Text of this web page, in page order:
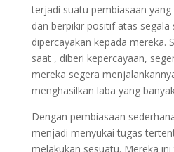
terjadi suatu pembiasaan
dan berpikir positif atas segala
dipercayakan kepada mereka.
saat , diberi kepercayaan,
mereka segera
menghasilkan laba yang
Dengan pembiasaan
menjadi menyukai tugas
melakukan sesuatu. Mereka